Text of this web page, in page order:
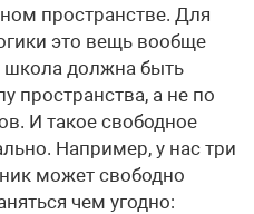
пространстве. Для
это вещь вообще
школа должна быть
пространства, а не по
И такое свободное
Например, у нас три
может свободно
чем угодно: